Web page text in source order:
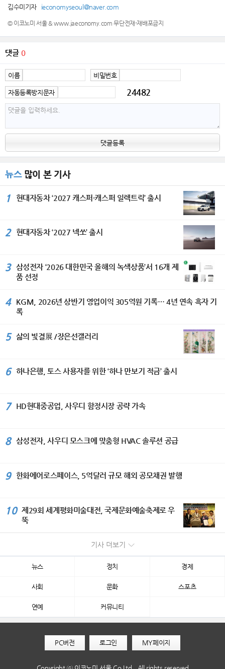
김수미기자 ieconomyseoul@naver.com
© 이코노미 서울 & www.jaeconomy.com 무단전재-재배포금지
댓글 0
이름 비밀번호
자동등록방지문자 24482
댓글등록
뉴스많이 본 기사
1 현대자동차 ‘2027 캐스퍼·캐스퍼 일렉트릭’ 출시
2 현대자동차 ‘2027 넥쏘’ 출시
3
삼성전자 ‘2026 대한민국 올해의 녹색상품’서 16개 제
품 선정
4
KGM, 2026년 상반기 영업이익 305억원 기록… 4년 연속 흑자 기
록
5 삶의 빛결展 /장은선갤러리
6 하나은행, 토스 사용자를 위한 ‘하나 만보기 적금’ 출시
7 HD현대중공업, 사우디 함정시장 공략 가속
8 삼성전자, 사우디 모스크에 맞춤형 HVAC 솔루션 공급
9 한화에어로스페이스, 5억달러 규모 해외 공모채권 발행
10 제29회 세계평화미술대전, 국제문화예술축제로 우
뚝
기사 더보기
뉴스 정치 경제
사회 문화 스포츠
연예 커뮤니티
PC버전 로그인 MY페이지